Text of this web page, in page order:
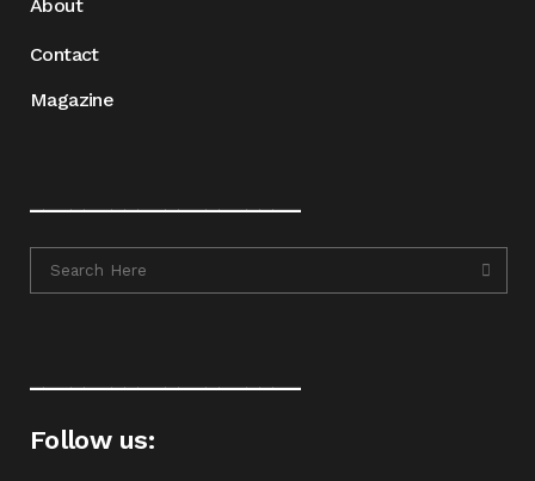
About
Contact
Magazine
Follow us: